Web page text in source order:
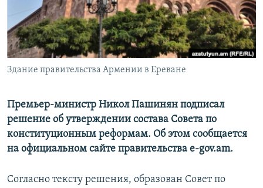
Հայերեն
English
Русский
Здание правительства Армении в Ереване
Премьер-министр Никол Пашинян подписал
решение об утверждении состава Совета по
конституционным реформам. Об этом сообщается
на официальном сайте правительства e-gov.am.
Согласно тексту решения, образован Совет по